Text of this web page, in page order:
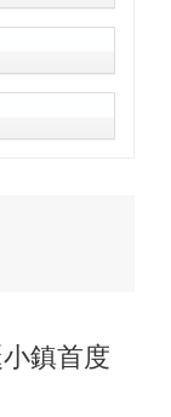
鎮首度